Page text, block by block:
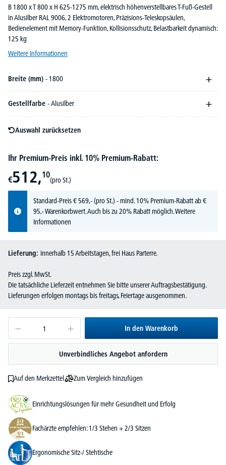
B 1800 x T 800 x H 625-1275 mm, elektrisch höhenverstellbares T-Fuß-Gestell
in Alusilber RAL 9006, 2 Elektromotoren, Präzisions-Teleskopsäulen,
Bedienelement mit Memory-Funktion, Kollisionsschutz, Belastbarkeit dynamisch:
125 kg
Weitere Informationen
Breite (mm) - 1800
Gestellfarbe - Alusilber
Auswahl zurücksetzen
Ihr Premium-Preis inkl. 10% Premium-Rabatt:
€512,10
(pro St.)
Standard-Preis€ 569,-(pro St.) - mind. 10% Premium-Rabatt ab €
95,- Warenkorbwert. Auch bis zu 20% Rabatt möglich.Weitere
Informationen
Lieferung: innerhalb 15 Arbeitstagen, frei Haus Parterre.
Preis zzgl. MwSt.
Die tatsächliche Lieferzeit entnehmen Sie bitte unserer Auftragsbestätigung.
Lieferungen erfolgen montags bis freitags, Feiertage ausgenommen.
In den Warenkorb
Unverbindliches Angebot anfordern
Auf den Merkzettel Zum Vergleich hinzufügen
Einrichtungslösungen für mehr Gesundheit und Erfolg
Fachärzte empfehlen: 1/3 Stehen + 2/3 Sitzen
Ergonomische Sitz-/ Stehtische